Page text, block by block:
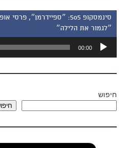
סינמסקופ 505: ״ספיידרמן״,
״לגמור את הלילה״
אודיו
00:00
חיפוש